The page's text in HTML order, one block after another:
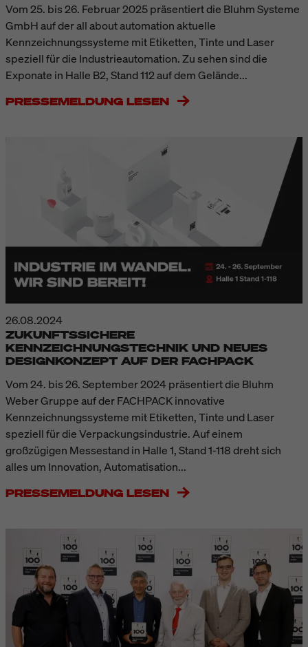
Vom 25. bis 26. Februar 2025 präsentiert die Bluhm Systeme
GmbH auf der all about automation aktuelle
Kennzeichnungssysteme mit Etiketten, Tinte und Laser
speziell für die Industrieautomation. Zu sehen sind die
Exponate in Halle B2, Stand 112 auf dem Gelände...
PRESSEMELDUNG LESEN
26.08.2024
ZUKUNFTSSICHERE
KENNZEICHNUNGSTECHNIK UND NEUES
DESIGNKONZEPT AUF DER FACHPACK
Vom 24. bis 26. September 2024 präsentiert die Bluhm
Weber Gruppe auf der FACHPACK innovative
Kennzeichnungssysteme mit Etiketten, Tinte und Laser
speziell für die Verpackungsindustrie. Auf einem
großzügigen Messestand in Halle 1, Stand 1-118 dreht sich
alles um Innovation, Automatisation...
PRESSEMELDUNG LESEN